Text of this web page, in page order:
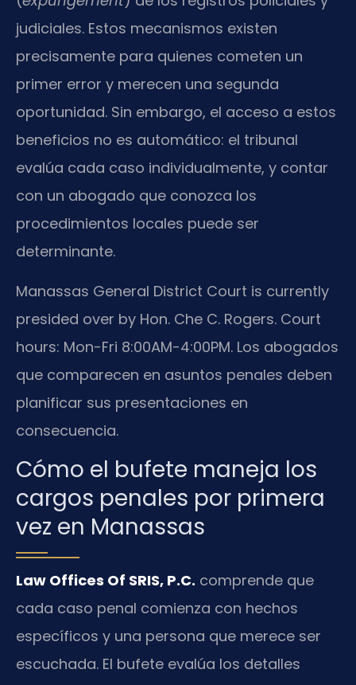
judiciales. Estos mecanismos existen
precisamente para quienes cometen un
primer error y merecen una segunda
oportunidad. Sin embargo, el acceso a estos
beneficios no es automático: el tribunal
evalúa cada caso individualmente, y contar
con un abogado que conozca los
procedimientos locales puede ser
determinante.
Manassas General District Court is currently
presided over by Hon. Che C. Rogers. Court
hours: Mon-Fri 8:00AM-4:00PM. Los abogados
que comparecen en asuntos penales deben
planificar sus presentaciones en
consecuencia.
Cómo el bufete maneja los
cargos penales por primera
vez en Manassas
Law Offices Of SRIS, P.C. comprende que
cada caso penal comienza con hechos
específicos y una persona que merece ser
escuchada. El bufete evalúa los detalles